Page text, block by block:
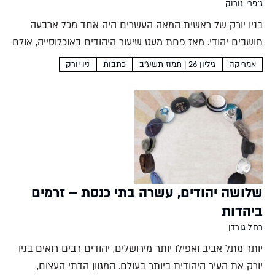
ג'פרי גורוק
בניו יורק של ראשית המאה העשרים היה אחד מכל ארבעה
תושבים יהודי. מאז פחת מעט שיעור היהודים באוכלוסייה, אולם
היא המשיכה להיות מטרופולין יהודית מאוד דרך כל התהפוכות
אמריקה גיליון 26 | תמוז תשע"ב כתבות ניו יורק
שלושה יהודים, עשרה בתי כנסת – זרמים
ביהדות
רחל גורדן
יותר מתל אביב ואפילו יותר מירושלים, יהודים רבים רואים בניו
יורק את העיר היהודית ביותר בעולם. המגוון הדתי העצום,